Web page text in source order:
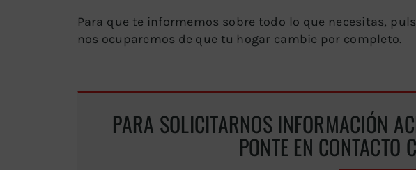
Para que te informemos sobre todo lo que necesitas,
nos ocuparemos de que tu hogar cambie por completo.
PARA SOLICITARNOS INFORMACIÓN
PONTE EN CONTACTO